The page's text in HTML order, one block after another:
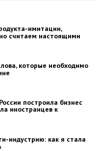
имитации,
считаем настоящими
которые необходимо
индустрию: как я стала
построила бизнес
иностранцев к